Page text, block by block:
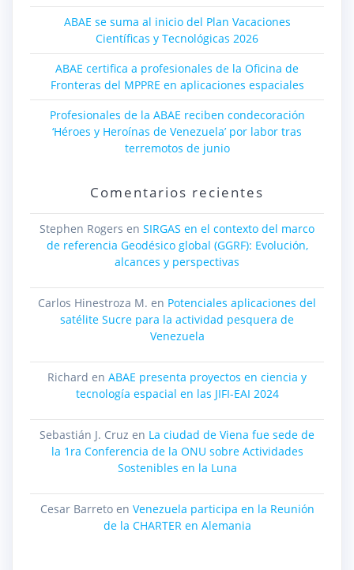
ABAE se suma al inicio del Plan Vacaciones
Científicas y Tecnológicas 2026
ABAE certifica a profesionales de la Oficina de
Fronteras del MPPRE en aplicaciones espaciales
Profesionales de la ABAE reciben condecoración
‘Héroes y Heroínas de Venezuela’ por labor tras
terremotos de junio
Comentarios recientes
Stephen Rogers en SIRGAS en el contexto del marco
de referencia Geodésico global (GGRF): Evolución,
alcances y perspectivas
Carlos Hinestroza M. en Potenciales aplicaciones del
satélite Sucre para la actividad pesquera de
Venezuela
Richard en ABAE presenta proyectos en ciencia y
tecnología espacial en las JIFI-EAI 2024
Sebastián J. Cruz en La ciudad de Viena fue sede de
la 1ra Conferencia de la ONU sobre Actividades
Sostenibles en la Luna
Cesar Barretoen Venezuela participa en la Reunión
de la CHARTER en Alemania